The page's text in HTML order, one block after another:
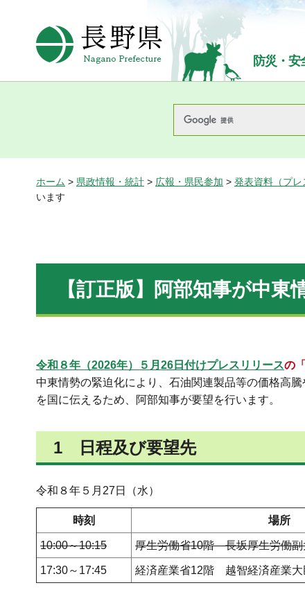
長野県Nagano Prefecture
防災・安
ホーム > 県政情報・統計 > 広報・県民参加 > 発表資料（プレ
います
【訂正版】阿部知事が中
令和８年（2026年）５月26日付けプレスリリースの
中東情勢の緊迫化により、石油関連製品等の価格高
を国に伝えるため、阿部知事が要望を行います。
1 日程及び要望先
令和８年５月27日（水）
時刻 場所
10:00～10:15 厚生労働省10階 長坂厚生労働副
17:30～17:45 経済産業省12階 越智経済産業大